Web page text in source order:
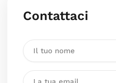
Contattaci